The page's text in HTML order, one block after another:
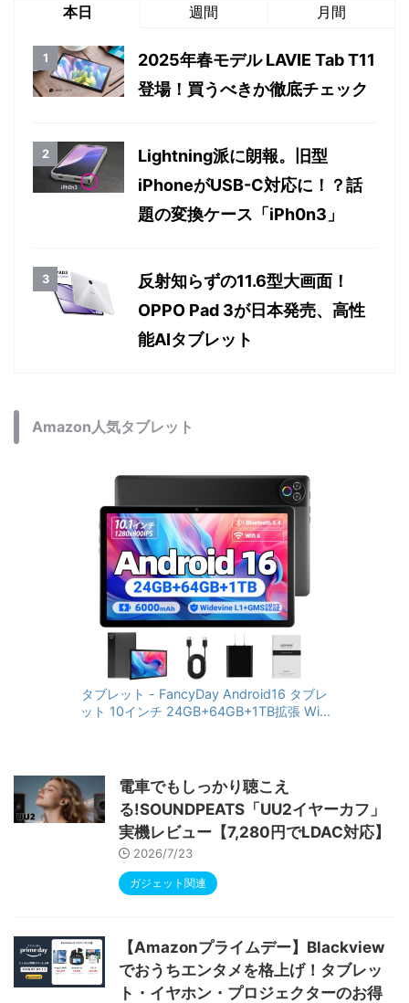
本日 週間 月間
2025年春モデル LAVIE Tab T11
登場！買うべきか徹底チェック
Lightning派に朗報。旧型
iPhoneがUSB-C対応に！？話
題の変換ケース「iPh0n3」
反射知らずの11.6型大画面！
OPPO Pad 3が日本発売、高性
能AIタブレット
Amazon人気タブレット
タブレット - FancyDay Android16 タブレ
ット 10インチ 24GB+64GB+1TB拡張 WiFi
RGBライト 児童守護 IPS画面 日本語説明書
電車でもしっかり聴こえ
る!SOUNDPEATS「UU2イヤーカフ」
実機レビュー【7,280円でLDAC対応】
2026/7/23
ガジェット関連
【Amazonプライムデー】Blackview
でおうちエンタメを格上げ！タブレッ
ト・イヤホン・プロジェクターのお得